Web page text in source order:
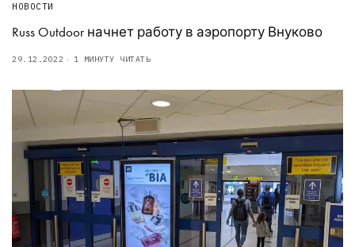
НОВОСТИ
Russ Outdoor начнет работу в аэропорту Внуково
29.12.2022 1 МИНУТУ ЧИТАТЬ